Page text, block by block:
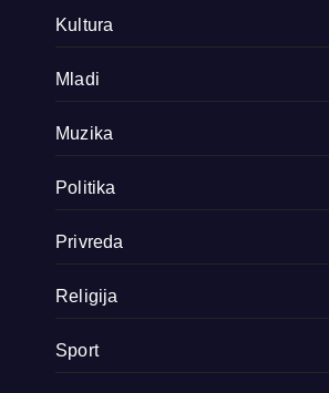
Kultura
Mladi
Muzika
Politika
Privreda
Religija
Sport